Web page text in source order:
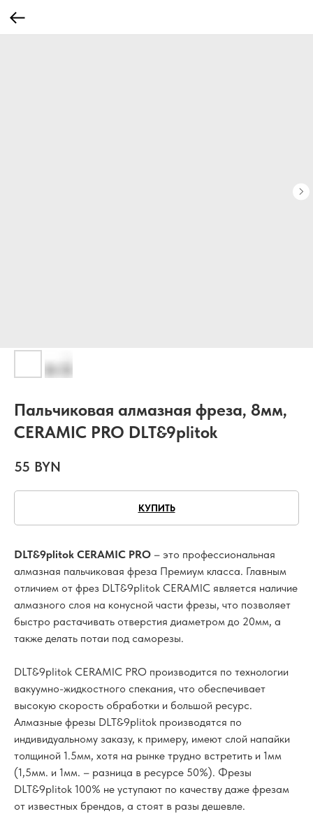
Пальчиковая алмазная фреза, 8мм,
CERAMIC PRO DLT&9plitok
55 BYN
КУПИТЬ
DLT&9plitok CERAMIC PRO – это профессиональная
алмазная пальчиковая фреза Премиум класса. Главным
отличием от фрез DLT&9plitok CERAMIC является наличие
алмазного слоя на конусной части фрезы, что позволяет
быстро растачивать отверстия диаметром до 20мм, а
также делать потаи под саморезы.
DLT&9plitok CERAMIC PRO производится по технологии
вакуумно-жидкостного спекания, что обеспечивает
высокую скорость обработки и большой ресурс.
Алмазные фрезы DLT&9plitok производятся по
индивидуальному заказу, к примеру, имеют слой напайки
толщиной 1.5мм, хотя на рынке трудно встретить и 1мм
(1,5мм. и 1мм. – разница в ресурсе 50%). Фрезы
DLT&9plitok 100% не уступают по качеству даже фрезам
от известных брендов, а стоят в разы дешевле.